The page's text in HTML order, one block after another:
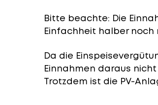
Bitte beachte: Die
Einfachheit halber
Da die
Einnahmen daraus
Trotzdem ist die PV-